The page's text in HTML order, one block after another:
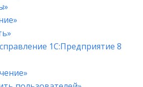
1С:Предприятие 8